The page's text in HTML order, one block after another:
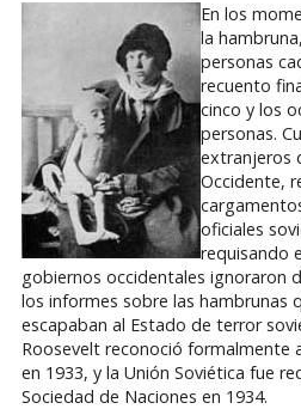
En los
la
personas
recuento
cinco y los
personas.
extranjeros
Occidente,
oficiales
requisando
gobiernos occidentales ignoraron
los informes sobre las hambrunas
escapaban al Estado de terror
Roosevelt reconoció formalmente
en 1933, y la Unión Soviética fue
Sociedad de Naciones en 1934.